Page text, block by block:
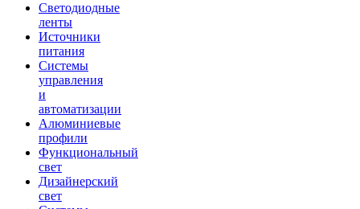
Светодиодные
ленты
Источники
питания
Системы
управления
и
автоматизации
Алюминиевые
профили
Функциональный
свет
Дизайнерский
свет